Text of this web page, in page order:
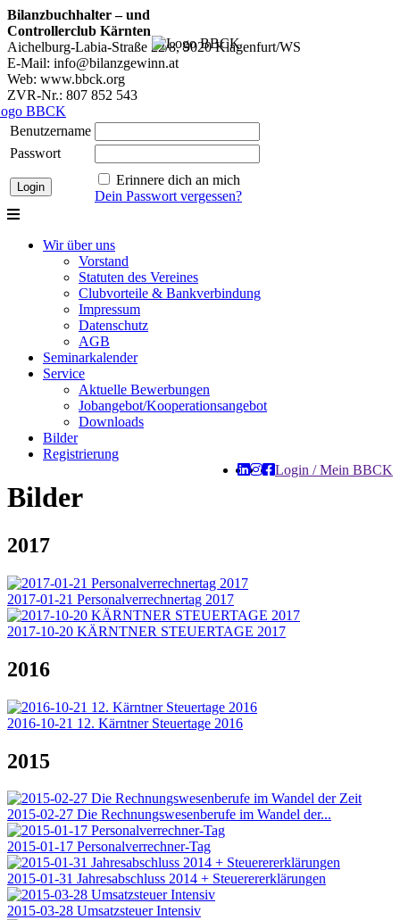
Bilanzbuchhalter – und
Controllerclub Kärnten
Aichelburg-Labia-Straße 22/8, 9020 Klagenfurt/WS
E-Mail: info@bilanzgewinn.at
Web: www.bbck.org
ZVR-Nr.: 807 852 543
Benutzername
Passwort
Erinnere dich an mich
Dein Passwort vergessen?
Wir über uns
Vorstand
Statuten des Vereines
Clubvorteile & Bankverbindung
Impressum
Datenschutz
AGB
Seminarkalender
Service
Aktuelle Bewerbungen
Jobangebot/Kooperationsangebot
Downloads
Bilder
Registrierung
Login / Mein BBCK
Bilder
2017
2017-01-21 Personalverrechnertag 2017
2017-10-20 KÄRNTNER STEUERTAGE 2017
2016
2016-10-21 12. Kärntner Steuertage 2016
2015
2015-02-27 Die Rechnungswesenberufe im Wandel der...
2015-01-17 Personalverrechner-Tag
2015-01-31 Jahresabschluss 2014 + Steuerererklärungen
2015-03-28 Umsatzsteuer Intensiv